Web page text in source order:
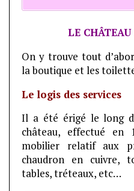
LE
On y trouve tout
la boutique et les
Le logis des services
Il a été érigé le long
château, effectué en
mobilier relatif aux
chaudron en cuivre,
tables, tréteaux, etc…